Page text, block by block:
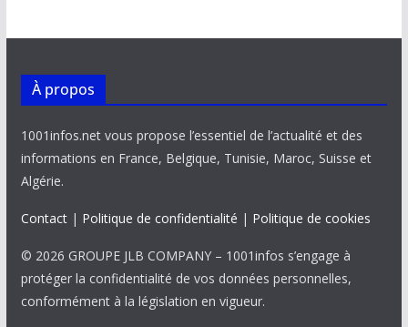
À propos
1001infos.net vous propose l’essentiel de l’actualité et des
informations en France, Belgique, Tunisie, Maroc, Suisse et
Algérie.
Contact| Politique de confidentialité | Politique de cookies
© 2026 GROUPE JLB COMPANY – 1001infos s’engage à
protéger la confidentialité de vos données personnelles,
conformément à la législation en vigueur.